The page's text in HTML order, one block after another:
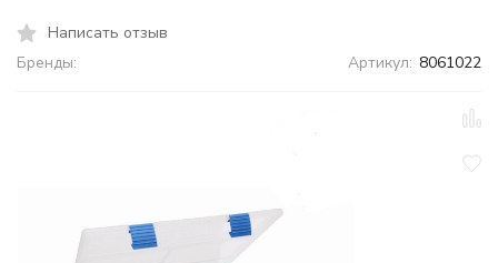
Написать отзыв
Бренды:
Артикул: 8061022